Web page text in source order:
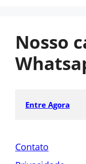
Nosso
Entre Agora
Contato